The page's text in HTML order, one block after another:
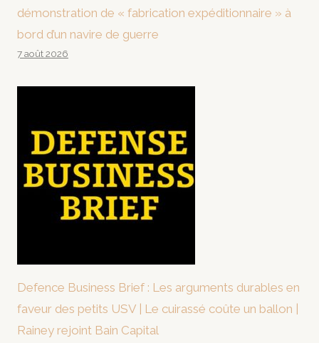
démonstration de « fabrication expéditionnaire » à
bord d’un navire de guerre
7 août 2026
Defence Business Brief : Les arguments durables en
faveur des petits USV | Le cuirassé coûte un ballon |
Rainey rejoint Bain Capital